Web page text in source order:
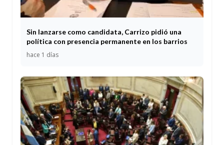
Sin lanzarse como candidata, Carrizo pidió una
política con presencia permanente en los barrios
hace 1 días